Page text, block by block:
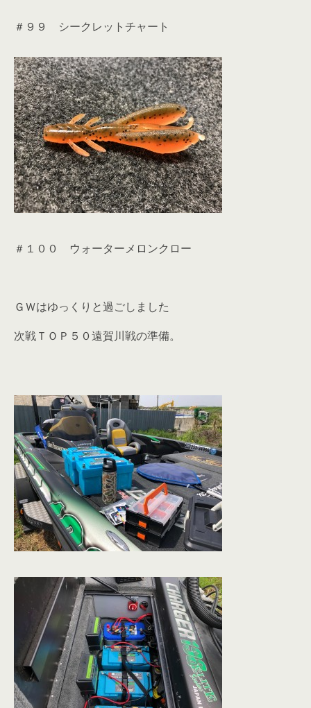
＃９９ シークレットチャート
＃１００ ウォーターメロンクロー
ＧＷはゆっくりと過ごしました
次戦ＴＯＰ５０遠賀川戦の準備。